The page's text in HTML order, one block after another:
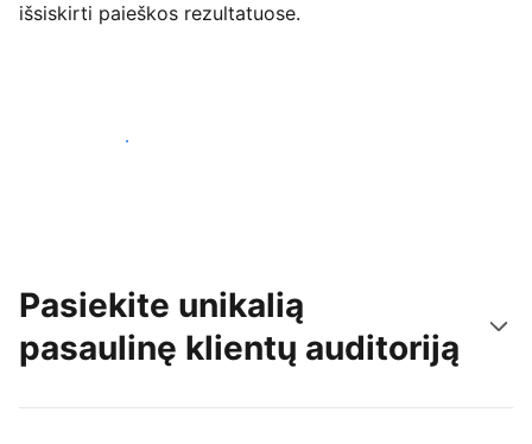
išsiskirti paieškos rezultatuose.
Pradėti jau šiandien
Pasiekite unikalią
pasaulinę klientų auditoriją